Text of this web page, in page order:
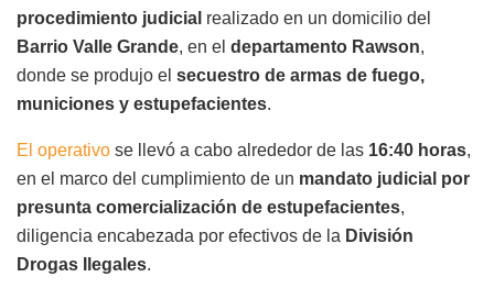
procedimiento judicial realizado en un domicilio del
Barrio Valle Grande, en el departamento Rawson,
donde se produjo el secuestro de armas de fuego,
municiones y estupefacientes.
El operativo se llevó a cabo alrededor de las 16:40 horas,
en el marco del cumplimiento de un mandato judicial por
presunta comercialización de estupefacientes,
diligencia encabezada por efectivos de la División
Drogas Ilegales.